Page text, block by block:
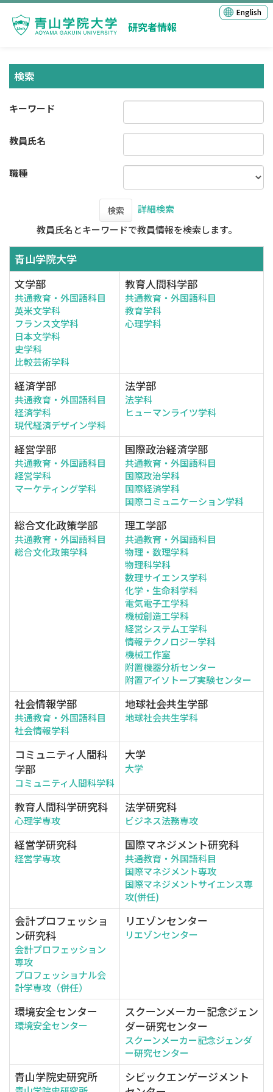
研究者情報
English
検索
キーワード
教員氏名
職種
検索
詳細検索
教員氏名とキーワードで教員情報を検索します。
青山学院大学
文学部
共通教育・外国語科目
英米文学科
フランス文学科
日本文学科
史学科
比較芸術学科
教育人間科学部
共通教育・外国語科目
教育学科
心理学科
経済学部
共通教育・外国語科目
経済学科
現代経済デザイン学科
法学部
法学科
ヒューマンライツ学科
経営学部
共通教育・外国語科目
経営学科
マーケティング学科
国際政治経済学部
共通教育・外国語科目
国際政治学科
国際経済学科
国際コミュニケーション学科
総合文化政策学部
共通教育・外国語科目
総合文化政策学科
理工学部
共通教育・外国語科目
物理・数理学科
物理科学科
数理サイエンス学科
化学・生命科学科
電気電子工学科
機械創造工学科
経営システム工学科
情報テクノロジー学科
機械工作室
附置機器分析センター
附置アイソトープ実験センター
社会情報学部
共通教育・外国語科目
社会情報学科
地球社会共生学部
地球社会共生学科
コミュニティ人間科
学部
コミュニティ人間科学科
大学
大学
教育人間科学研究科
心理学専攻
法学研究科
ビジネス法務専攻
経営学研究科
経営学専攻
国際マネジメント研究科
共通教育・外国語科目
国際マネジメント専攻
国際マネジメントサイエンス専
攻(併任)
会計プロフェッショ
ン研究科
会計プロフェッション
専攻
プロフェッショナル会
計学専攻（併任）
リエゾンセンター
リエゾンセンター
環境安全センター
環境安全センター
スクーンメーカー記念ジェン
ダー研究センター
スクーンメーカー記念ジェンダ
ー研究センター
青山学院史研究所
シビックエンゲージメント